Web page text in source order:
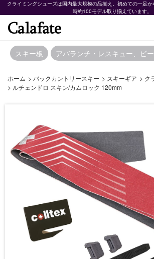
クライミングシューズは国内最大規模の品揃え。初めての一足
時約100モデル取り揃えています。
スキー板 アバランチ・レスキュー、ビ
ホーム > バックカントリースキー > スキーギア > ク
> ルチェンドロ スキン/カムロック 120mm